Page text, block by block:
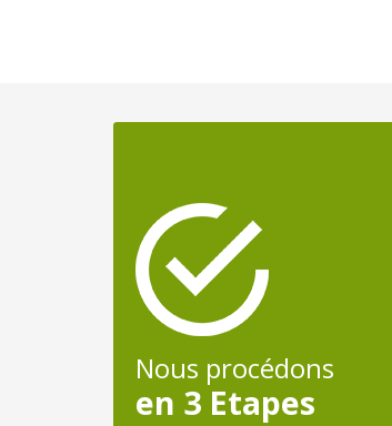
Nous procédons
en 3 Etapes